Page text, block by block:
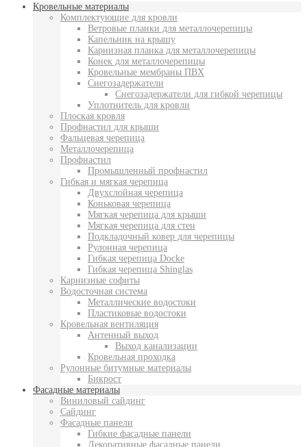
Кровельные материалы
Комплектующие для кровли
Ветровые планки для металлочерепицы
Капельник на крышу
Карнизная планка для металлочерепицы
Конек для металлочерепицы
Кровельные мембраны ПВХ
Снегозадержатели
Снегозадержатели для гибкой черепицы
Уплотнитель для кровли
Плоская кровля
Профнастил для крыши
Фальцевая черепица
Металлочерепица
Профнастил
Промышленный профнастил
Гибкая и мягкая черепица
Двухслойная черепица
Коньковая черепица
Мягкая черепица для крыши
Мягкая черепица для стен
Подкладочный ковер для черепицы
Рулонная черепица
Гибкая черепица Docke
Гибкая черепица Shinglas
Карнизные софиты
Водосточная система
Металлические водостоки
Пластиковые водостоки
Кровельная вентиляция
Антенный выход
Выход канализации
Кровельная проходка
Рулонные битумные материалы
Бикрост
Фасадные материалы
Виниловый сайдинг
Сайдинг
Фасадные панели
Гибкие фасадные панели
Декоративные фасадные панели